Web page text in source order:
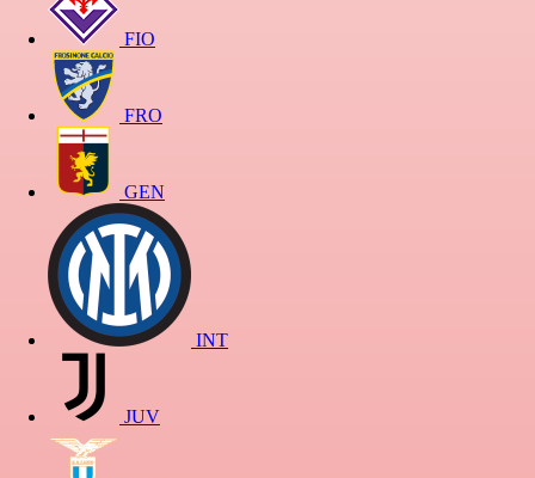
FIO
FRO
GEN
INT
JUV